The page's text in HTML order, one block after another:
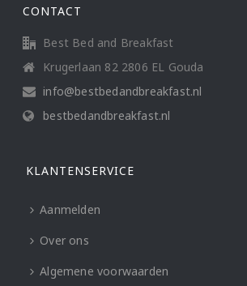
CONTACT
Best Bed and Breakfast
Krugerlaan 82 2806 EL Gouda
info@bestbedandbreakfast.nl
bestbedandbreakfast.nl
KLANTENSERVICE
Aanmelden
Over ons
Algemene voorwaarden